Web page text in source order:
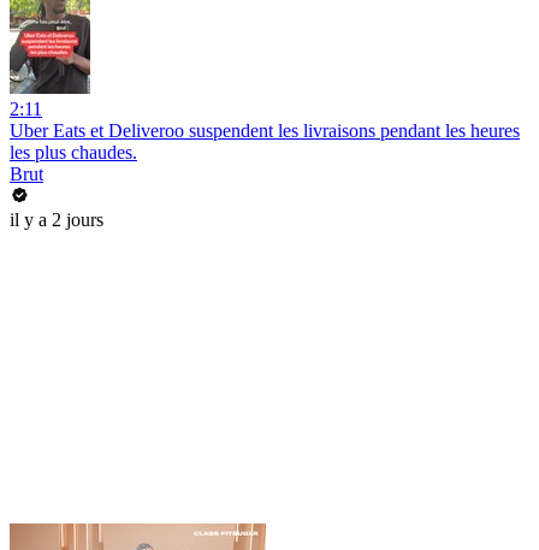
2:11
Uber Eats et Deliveroo suspendent les livraisons pendant les heures
les plus chaudes.
Brut
il y a 2 jours